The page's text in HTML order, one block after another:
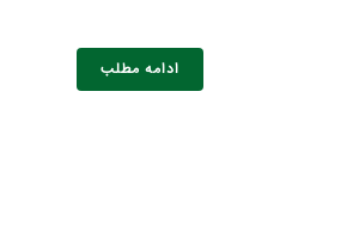
ادامه مطلب